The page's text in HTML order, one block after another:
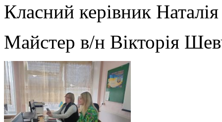
Класний керівник
Майстер в/н Вікторія